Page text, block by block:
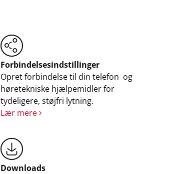
Forbindelsesindstillinger
Opret forbindelse til din telefon og
høretekniske hjælpemidler for
tydeligere, støjfri lytning.
Lær mere
Downloads